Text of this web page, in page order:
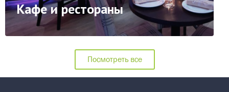
Кафе и рестораны
Посмотреть все